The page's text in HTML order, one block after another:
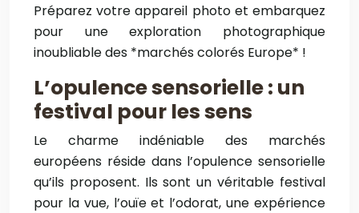
Préparez votre appareil photo et embarquez
pour une exploration photographique
inoubliable des *marchés colorés Europe* !
L’opulence sensorielle : un
festival pour les sens
Le charme indéniable des marchés
européens réside dans l’opulence sensorielle
qu’ils proposent. Ils sont un véritable festival
pour la vue, l’ouïe et l’odorat, une expérience